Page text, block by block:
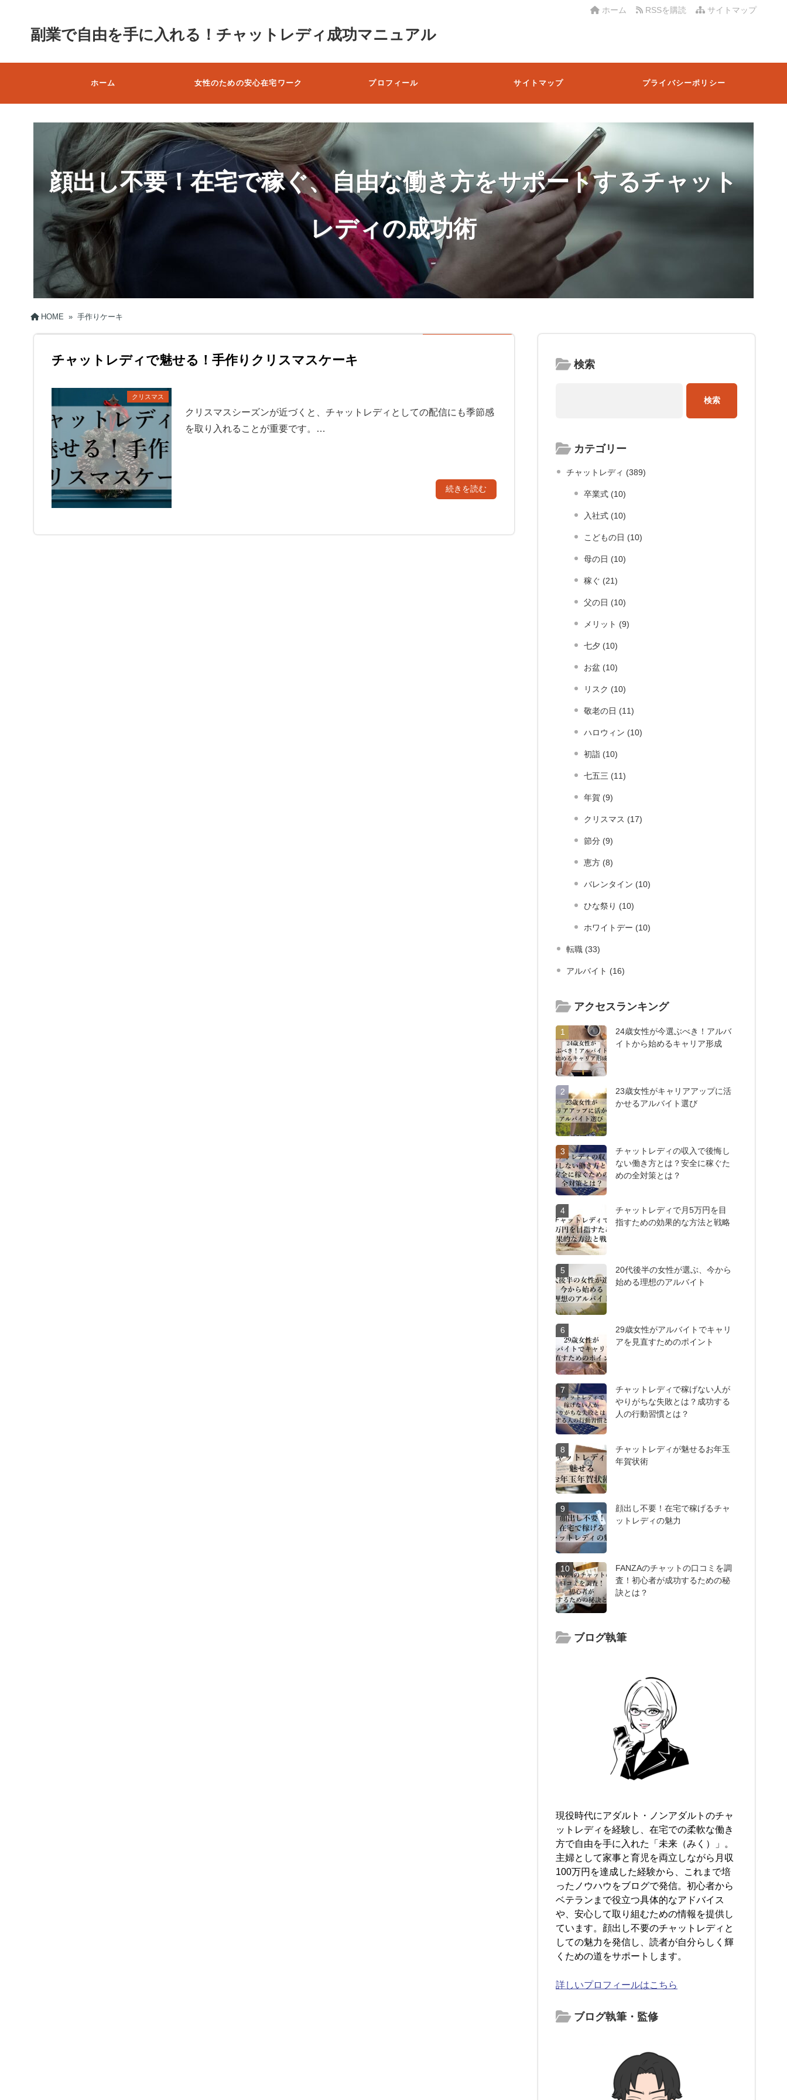
サイトマップ
RSSを購読
ホーム
副業で自由を手に入れる！チャットレディ成功マニュアル
ホーム 女性のための安心在宅ワーク プロフィール サイトマップ プライバシーポリシー
顔出し不要！在宅で稼ぐ、自由な働き方をサポートするチャット
レディの成功術
HOME » 手作りケーキ
チャットレディで魅せる！手作りクリスマスケーキ
クリスマス
クリスマスシーズンが近づくと、チャットレディとしての配信にも季節感
を取り入れることが重要です。…
続きを読む
検索
カテゴリー
チャットレディ (389)
卒業式 (10)
入社式 (10)
こどもの日 (10)
母の日 (10)
稼ぐ (21)
父の日 (10)
メリット (9)
七夕 (10)
お盆 (10)
リスク (10)
敬老の日 (11)
ハロウィン (10)
初詣 (10)
七五三 (11)
年賀 (9)
クリスマス (17)
節分 (9)
恵方 (8)
バレンタイン (10)
ひな祭り (10)
ホワイトデー (10)
転職 (33)
アルバイト (16)
アクセスランキング
1
24歳女性が今選ぶべき！アルバ
イトから始めるキャリア形成
2
23歳女性がキャリアアップに活
かせるアルバイト選び
3
チャットレディの収入で後悔し
ない働き方とは？安全に稼ぐた
めの全対策とは？
4
チャットレディで月5万円を目
指すための効果的な方法と戦略
5
20代後半の女性が選ぶ、今から
始める理想のアルバイト
6
29歳女性がアルバイトでキャリ
アを見直すためのポイント
7
チャットレディで稼げない人が
やりがちな失敗とは？成功する
人の行動習慣とは？
8
チャットレディが魅せるお年玉
年賀状術
9
顔出し不要！在宅で稼げるチャ
ットレディの魅力
10
FANZAのチャットの口コミを調
査！初心者が成功するための秘
訣とは？
ブログ執筆
現役時代にアダルト・ノンアダルトのチャ
ットレディを経験し、在宅での柔軟な働き
方で自由を手に入れた「未来（みく）」。
主婦として家事と育児を両立しながら月収
100万円を達成した経験から、これまで培
ったノウハウをブログで発信。初心者から
ベテランまで役立つ具体的なアドバイス
や、安心して取り組むための情報を提供し
ています。顔出し不要のチャットレディと
しての魅力を発信し、読者が自分らしく輝
くための道をサポートします。
詳しいプロフィールはこちら
ブログ執筆・監修